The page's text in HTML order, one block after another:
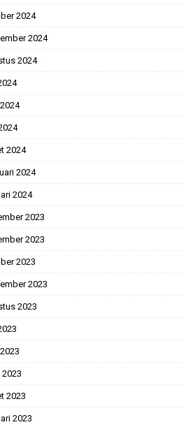
2024
2024
2024
2024
2024
2024
2023
2023
2023
2023
2023
2023
2023